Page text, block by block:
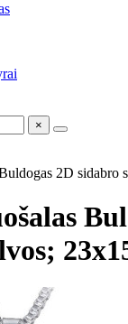
×
2D sidabro